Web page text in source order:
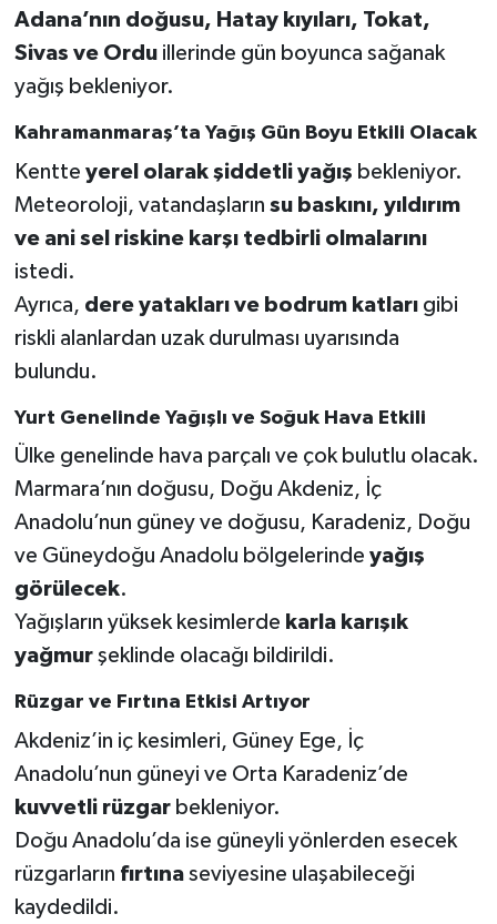
Adana’nın doğusu, Hatay kıyıları, Tokat,
Sivas ve Orduillerinde gün boyunca sağanak
yağış bekleniyor.
Kahramanmaraş’ta Yağış Gün Boyu Etkili Olacak
Kentte yerel olarak şiddetli yağış bekleniyor.
Meteoroloji, vatandaşların su baskını, yıldırım
ve ani sel riskine karşı tedbirli olmalarını
istedi.
Ayrıca, dere yatakları ve bodrum katlarıgibi
riskli alanlardan uzak durulması uyarısında
bulundu.
Yurt Genelinde Yağışlı ve Soğuk Hava Etkili
Ülke genelinde hava parçalı ve çok bulutlu olacak.
Marmara’nın doğusu, Doğu Akdeniz, İç
Anadolu’nun güney ve doğusu, Karadeniz, Doğu
ve Güneydoğu Anadolu bölgelerinde yağış
görülecek.
Yağışların yüksek kesimlerde karla karışık
yağmurşeklinde olacağı bildirildi.
Rüzgar ve Fırtına Etkisi Artıyor
Akdeniz’in iç kesimleri, Güney Ege, İç
Anadolu’nun güneyi ve Orta Karadeniz’de
kuvvetli rüzgarbekleniyor.
Doğu Anadolu’da ise güneyli yönlerden esecek
rüzgarların fırtınaseviyesine ulaşabileceği
kaydedildi.
BİLİMNET
SİVİL TOPLUM
SEÇİM 2014
KİM KİMDİR
ÇEK GÖNDER
HEDEF2020
OTOMOBİL
TARİH
Genel
Politika
YEREL
BÖLGEDEN